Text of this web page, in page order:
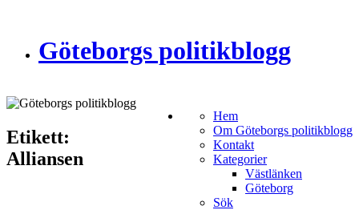
Göteborgs politikblogg
Hem
Om Göteborgs politikblogg
Kontakt
Kategorier
Västlänken
Göteborg
Sök
Etikett:
Alliansen